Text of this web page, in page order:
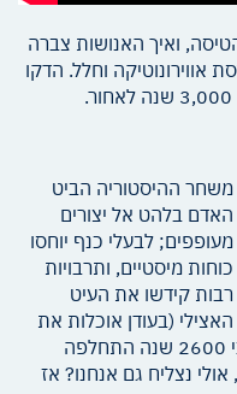
ואיך האנושות צברה
וחלל. הדקו
משחר ההיסטוריה הביט
האדם בלהט אל יצורים
מעופפים; לבעלי כנף יוחסו
כוחות מיסטיים, ותרבויות
רבות קידשו את העיט
האצילי (בעודן אוכלות את
התרנגולת הקצת-פחות אצילית). לפני 2600 שנה התחלפה
נצליח גם אנחנו? אז